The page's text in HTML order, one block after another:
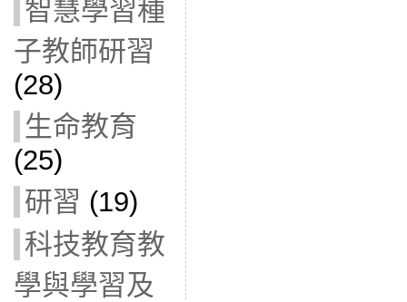
智慧學習種
子教師研習
(28)
生命教育
(25)
研習 (19)
科技教育教
學與學習及